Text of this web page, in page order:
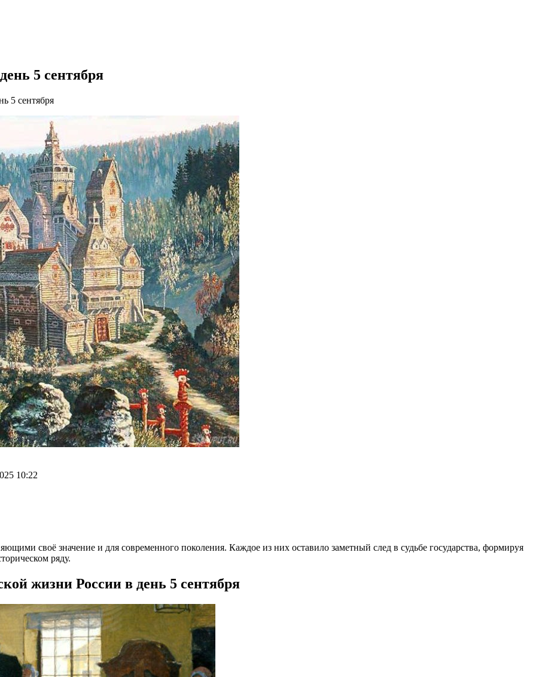
5 сентября
5 сентября
10:22
своё значение и для современного поколения. Каждое из них оставило заметный след в судьбе государства, формируя
ряду.
жизни России в день 5 сентября